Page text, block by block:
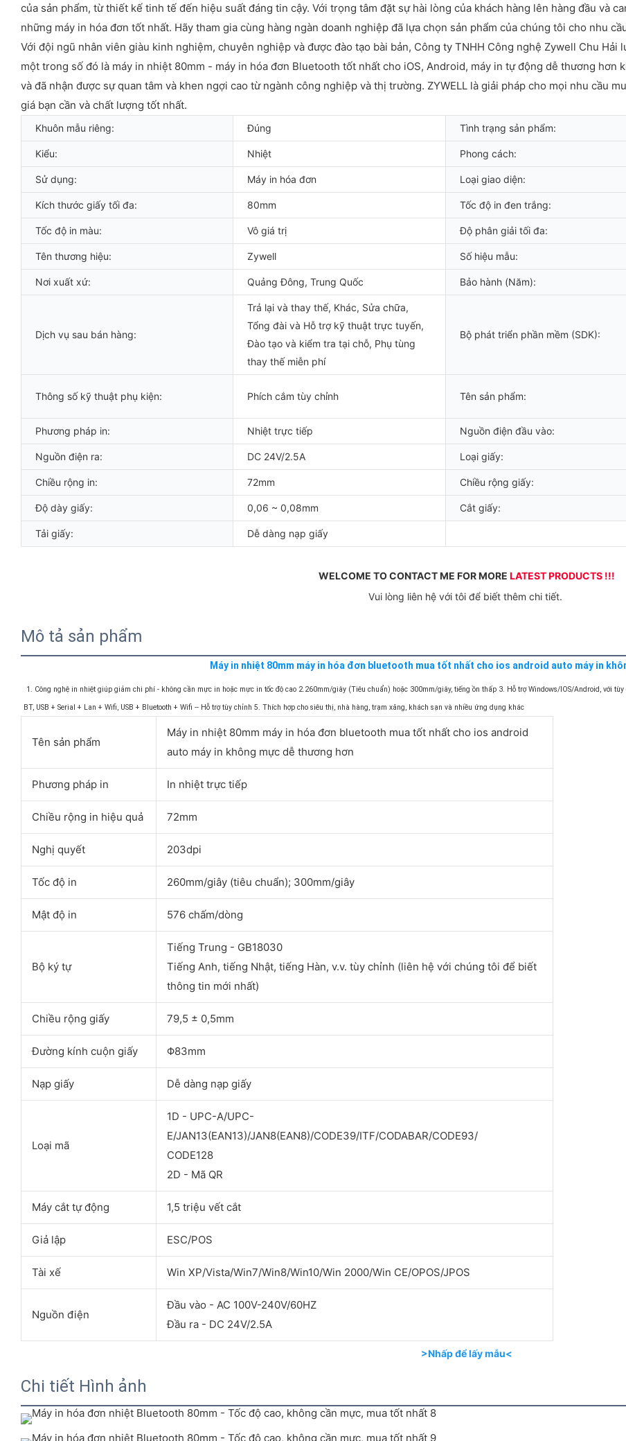
của sản phẩm, từ thiết kế tinh tế đến hiệu suất đáng tin cậy. Với trọng tâm đặt sự hài lòng của khách hàng lên hàng đầu và
những máy in hóa đơn tốt nhất. Hãy tham gia cùng hàng ngàn doanh nghiệp đã lựa chọn sản phẩm của chúng tôi cho nhu
Với đội ngũ nhân viên giàu kinh nghiệm, chuyên nghiệp và được đào tạo bài bản, Công ty TNHH Công nghệ Zywell Chu
một trong số đó là máy in nhiệt 80mm - máy in hóa đơn Bluetooth tốt nhất cho iOS, Android, máy in tự động dễ thương hơn
và đã nhận được sự quan tâm và khen ngợi cao từ ngành công nghiệp và thị trường. ZYWELL là giải pháp cho mọi nhu cầu
giá bạn cần và chất lượng tốt nhất.
Khuôn mẫu riêng: Đúng Tình trạng sản phẩm:
Kiểu: Nhiệt Phong cách:
Sử dụng: Máy in hóa đơn Loại giao diện:
Kích thước giấy tối đa: 80mm Tốc độ in đen trắng:
Tốc độ in màu: Vô giá trị Độ phân giải tối đa:
Tên thương hiệu: Zywell Số hiệu mẫu:
Nơi xuất xứ: Quảng Đông, Trung Quốc Bảo hành (Năm):
Dịch vụ sau bán hàng:
Trả lại và thay thế, Khác, Sửa chữa,
Tổng đài và Hỗ trợ kỹ thuật trực tuyến,
Đào tạo và kiểm tra tại chỗ, Phụ tùng
thay thế miễn phí
Bộ phát triển phần mềm (SDK):
Thông số kỹ thuật phụ kiện: Phích cắm tùy chỉnh Tên sản phẩm:
Phương pháp in: Nhiệt trực tiếp Nguồn điện đầu vào:
Nguồn điện ra: DC 24V/2.5A Loại giấy:
Chiều rộng in: 72mm Chiều rộng giấy:
Độ dày giấy: 0,06 ~ 0,08mm Cắt giấy:
Tải giấy: Dễ dàng nạp giấy
WELCOME TO CONTACT ME FOR MORE LATEST PRODUCTS !!!
Vui lòng liên hệ với tôi để biết thêm chi tiết.
Mô tả sản phẩm
Máy in nhiệt 80mm máy in hóa đơn bluetooth mua tốt nhất cho ios android auto máy in
1. Công nghệ in nhiệt giúp giảm chi phí - không cần mực in hoặc mực in tốc độ cao 2.260mm/giây (Tiêu chuẩn) hoặc 300mm/giây, tiếng ồn thấp 3. Hỗ trợ Windows/IOS/Android, với
BT, USB + Serial + Lan + Wifi, USB + Bluetooth + Wifi -- Hỗ trợ tùy chỉnh 5. Thích hợp cho siêu thị, nhà hàng, trạm xăng, khách sạn và nhiều ứng dụng khác
Tên sản phẩm
Máy in nhiệt 80mm máy in hóa đơn bluetooth mua tốt nhất cho ios android
auto máy in không mực dễ thương hơn
Phương pháp in In nhiệt trực tiếp
Chiều rộng in hiệu quả 72mm
Nghị quyết 203dpi
Tốc độ in 260mm/giây (tiêu chuẩn); 300mm/giây
Mật độ in 576 chấm/dòng
Bộ ký tự
Tiếng Trung - GB18030
Tiếng Anh, tiếng Nhật, tiếng Hàn, v.v. tùy chỉnh (liên hệ với chúng tôi để biết
thông tin mới nhất)
Chiều rộng giấy 79,5 ± 0,5mm
Đường kính cuộn giấy Φ83mm
Nạp giấy Dễ dàng nạp giấy
Loại mã
1D - UPC-A/UPC-
E/JAN13(EAN13)/JAN8(EAN8)/CODE39/ITF/CODABAR/CODE93/
CODE128
2D - Mã QR
Máy cắt tự động 1,5 triệu vết cắt
Giả lập ESC/POS
Tài xế Win XP/Vista/Win7/Win8/Win10/Win 2000/Win CE/OPOS/JPOS
Nguồn điện
Đầu vào - AC 100V-240V/60HZ
Đầu ra - DC 24V/2.5A
>Nhấp để lấy mẫu<
Chi tiết Hình ảnh